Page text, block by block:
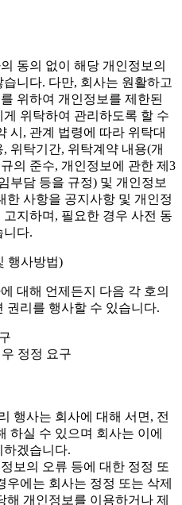
동의 없이 해당 개인정보의
니다. 다만, 회사는 원활하고
위하여 개인정보를 제한된
위탁하여 관리하도록 할 수
시, 관계 법령에 따라 위탁대
위탁기간, 위탁계약 내용(개
의 준수, 개인정보에 관한 제3
부담 등을 규정) 및 개인정보
한 사항을 공지사항 및 개인정
고지하며, 필요한 경우 사전 동
니다.
행사방법)
대해 언제든지 다음 각 호의
권리를 행사할 수 있습니다.
정정 요구
행사는 회사에 대해 서면, 전
하실 수 있으며 회사는 이에
겠습니다.
보의 오류 등에 대한 정정 또
우에는 회사는 정정 또는 삭제
해 개인정보를 이용하거나 제